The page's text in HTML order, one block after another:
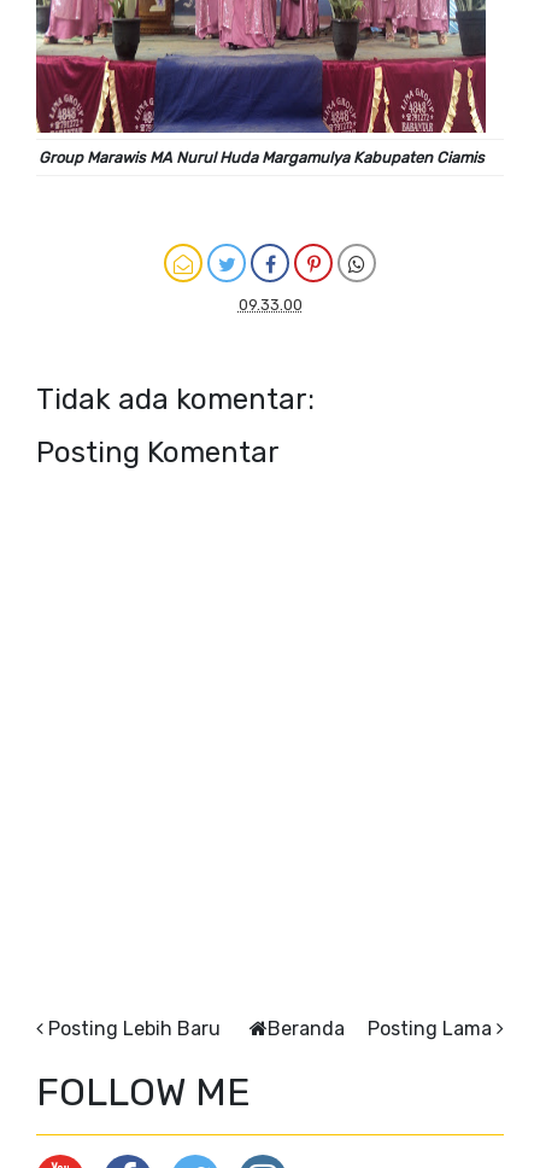
Group Marawis MA Nurul Huda Margamulya Kabupaten Ciamis
09.33.00
Tidak ada komentar:
Posting Komentar
Posting Lebih Baru Posting Lama
Beranda
FOLLOW ME